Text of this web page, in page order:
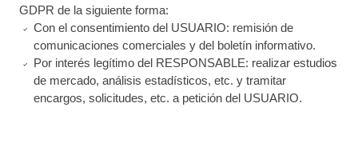
GDPR de la siguiente forma:
Con el consentimiento del USUARIO: remisión de
comunicaciones comerciales y del boletín informativo.
Por interés legítimo del RESPONSABLE: realizar estudios
de mercado, análisis estadísticos, etc. y tramitar
encargos, solicitudes, etc. a petición del USUARIO.